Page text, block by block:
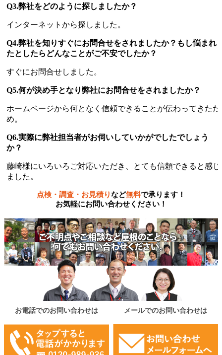
Q3.弊社をどのように探しましたか？
インターネットから探しました。
Q4.弊社を知りすぐにお問合せをされましたか？もし悩まれ
たとしたらどんなことがご不安でしたか？
すぐにお問合せしました。
Q5.何が決め手となり弊社にお問合せをされましたか？
ホームページから何となく信頼できることが伝わってきたた
め。
Q6.実際に弊社担当者がお伺いしていかがでしたでしょう
か？
藤崎様にいろいろご対応いただき、とても信頼できると感じ
ました。
点検・調査・お見積りなど無料で承ります！
お気軽にお問い合わせください！
お電話でのお問い合わせは メールでのお問い合わせは